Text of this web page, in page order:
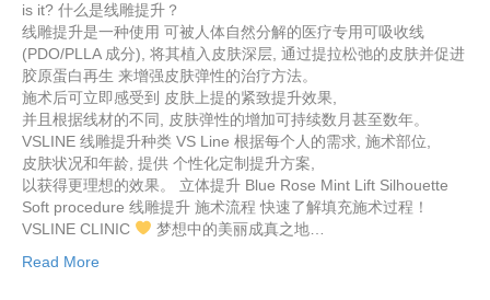
is it? 什么是线雕提升？
线雕提升是一种使用 可被人体自然分解的医疗专用可吸收线
(PDO/PLLA 成分), 将其植入皮肤深层, 通过提拉松弛的皮肤并促进
胶原蛋白再生 来增强皮肤弹性的治疗方法。
施术后可立即感受到 皮肤上提的紧致提升效果,
并且根据线材的不同, 皮肤弹性的增加可持续数月甚至数年。
VSLINE 线雕提升种类 VS Line 根据每个人的需求, 施术部位,
皮肤状况和年龄, 提供 个性化定制提升方案,
以获得更理想的效果。 立体提升 Blue Rose Mint Lift Silhouette
Soft procedure 线雕提升 施术流程 快速了解填充施术过程！
VSLINE CLINIC
梦想中的美丽成真之地…
Read More